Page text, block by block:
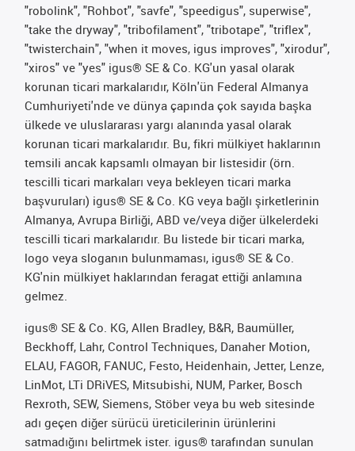
"robolink", "Rohbot", "savfe", "speedigus", superwise",
"take the dryway", "tribofilament", "tribotape", "triflex",
"twisterchain", "when it moves, igus improves", "xirodur",
"xiros" ve "yes" igus® SE & Co. KG'un yasal olarak
korunan ticari markalarıdır, Köln'ün Federal Almanya
Cumhuriyeti'nde ve dünya çapında çok sayıda başka
ülkede ve uluslararası yargı alanında yasal olarak
korunan ticari markalarıdır. Bu, fikri mülkiyet haklarının
temsili ancak kapsamlı olmayan bir listesidir (örn.
tescilli ticari markaları veya bekleyen ticari marka
başvuruları) igus® SE & Co. KG veya bağlı şirketlerinin
Almanya, Avrupa Birliği, ABD ve/veya diğer ülkelerdeki
tescilli ticari markalarıdır. Bu listede bir ticari marka,
logo veya sloganın bulunmaması, igus® SE & Co.
KG'nin mülkiyet haklarından feragat ettiği anlamına
gelmez.
igus® SE & Co. KG, Allen Bradley, B&R, Baumüller,
Beckhoff, Lahr, Control Techniques, Danaher Motion,
ELAU, FAGOR, FANUC, Festo, Heidenhain, Jetter, Lenze,
LinMot, LTi DRiVES, Mitsubishi, NUM, Parker, Bosch
Rexroth, SEW, Siemens, Stöber veya bu web sitesinde
adı geçen diğer sürücü üreticilerinin ürünlerini
satmadığını belirtmek ister. igus® tarafından sunulan